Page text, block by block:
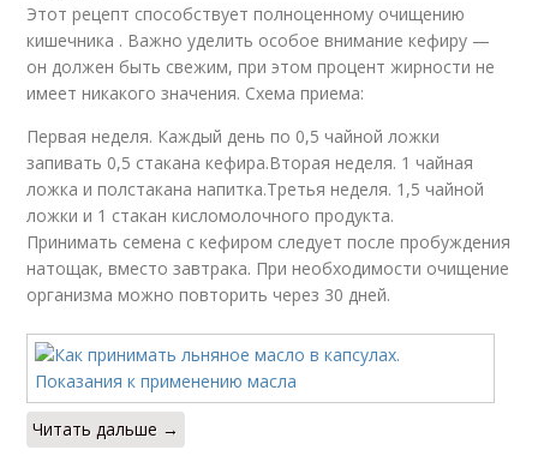
Этот рецепт способствует полноценному очищению
кишечника . Важно уделить особое внимание кефиру —
он должен быть свежим, при этом процент жирности не
имеет никакого значения. Схема приема:
Первая неделя. Каждый день по 0,5 чайной ложки
запивать 0,5 стакана кефира.Вторая неделя. 1 чайная
ложка и полстакана напитка.Третья неделя. 1,5 чайной
ложки и 1 стакан кисломолочного продукта.
Принимать семена с кефиром следует после пробуждения
натощак, вместо завтрака. При необходимости очищение
организма можно повторить через 30 дней.
Читать дальше →